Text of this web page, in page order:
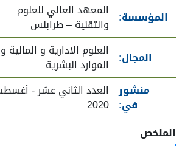
المؤسسة:
المعهد العالي للعلوم
والتقنية – طرابلس
المجال:
العلوم الادارية و المالية
الموارد البشرية
منشور
في:
العدد الثاني عشر -
2020
الملخص